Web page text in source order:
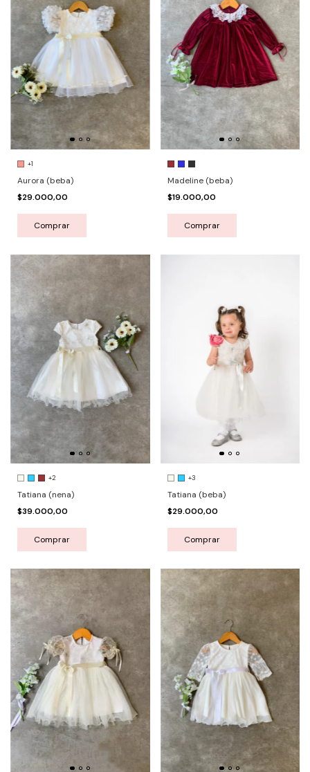
+1
Aurora (beba)
$29.000,00
Comprar
Madeline (beba)
$19.000,00
Comprar
+2
Tatiana (nena)
$39.000,00
Comprar
+3
Tatiana (beba)
$29.000,00
Comprar